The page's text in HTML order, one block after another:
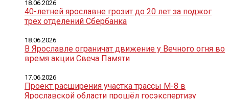
40-летней ярославне грозит до 20 лет за поджог
трех отделений Сбербанка
18.06.2026
В Ярославле ограничат движение у Вечного огня во
время акции Свеча Памяти
18.06.2026
Проект расширения участка трассы М-8 в
Ярославской области прошёл госэкспертизу
17.06.2026